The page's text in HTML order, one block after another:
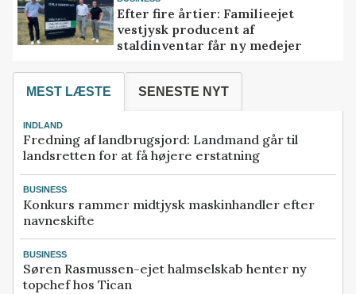
Efter fire årtier: Familieejet
vestjysk producent af
staldinventar får ny medejer
MEST LÆSTE SENESTE NYT
INDLAND
Fredning af landbrugsjord: Landmand går til
landsretten for at få højere erstatning
BUSINESS
Konkurs rammer midtjysk maskinhandler efter
navneskifte
BUSINESS
Søren Rasmussen-ejet halmselskab henter ny
topchef hos Tican